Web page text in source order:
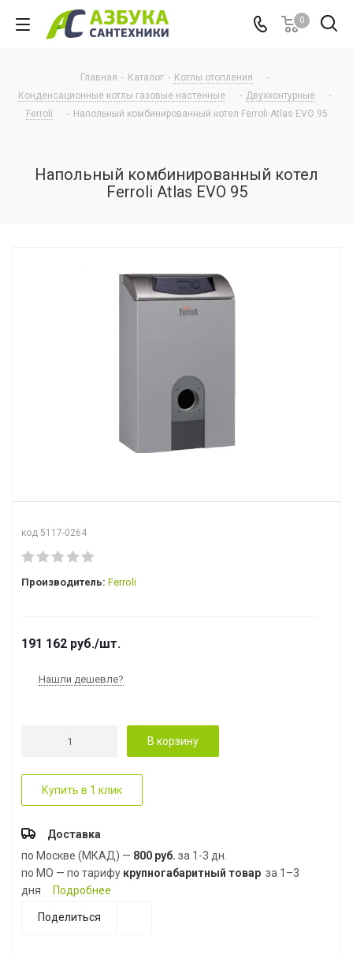
0
Главная - Каталог - Котлы отопления
-
Конденсационные котлы газовые настенные
- Двухконтурные
-
Ferroli
- Напольный комбинированный котел Ferroli Atlas EVO 95
Напольный комбинированный котел
Ferroli Atlas EVO 95
код 5117-0264
Производитель: Ferroli
191 162 руб./шт.
Нашли дешевле?
В корзину
Купить в 1 клик
Доставка
по Москве (МКАД) — 800 руб. за 1-3 дн.
по МО — по тарифу крупногабаритный товар за 1–3
дня
Подробнее
Поделиться